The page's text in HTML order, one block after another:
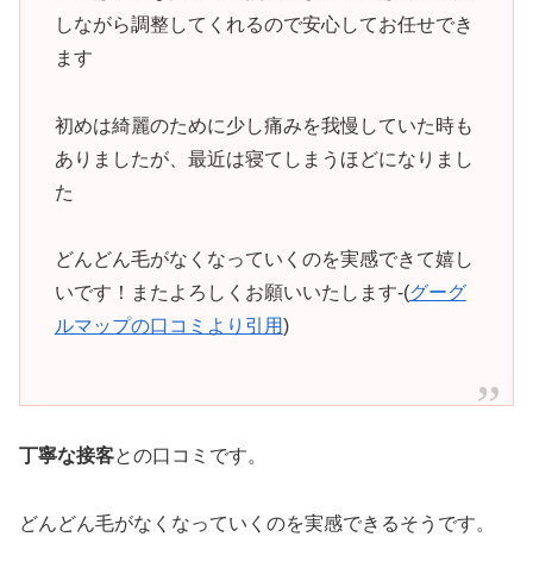
しながら調整してくれるので安心してお任せでき
ます
初めは綺麗のために少し痛みを我慢していた時も
ありましたが、最近は寝てしまうほどになりまし
た
どんどん毛がなくなっていくのを実感できて嬉し
いです！またよろしくお願いいたします-(グーグ
ルマップの口コミより引用 )
丁寧な接客との口コミです。
どんどん毛がなくなっていくのを実感できるそうです。